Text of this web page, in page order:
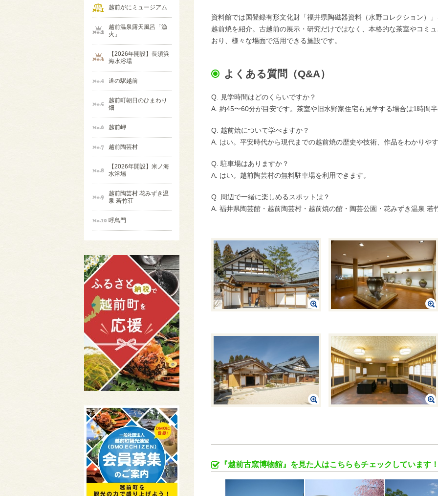
越前がにミュージアム
越前温泉露天風呂「漁
火」
【2026年開設】長須浜
海水浴場
道の駅越前
越前町朝日のひまわり
畑
越前岬
越前陶芸村
【2026年開設】米ノ海
水浴場
越前陶芸村 花みずき温
泉 若竹荘
呼鳥門
資料館では国登録有形文化財「福井県陶磁器資料（水野コレクション）
越前焼を紹介。古越前の展示・研究だけではなく、本格的な茶室やコミ
おり、様々な場面で活用できる施設です。
よくある質問（Q&A）
Q. 見学時間はどのくらいですか？
A. 約45〜60分が目安です。茶室や旧水野家住宅も見学する場合は1時間
Q. 越前焼について学べますか？
A. はい。平安時代から現代までの越前焼の歴史や技術、作品をわかりや
Q. 駐車場はありますか？
A. はい。越前陶芸村の無料駐車場を利用できます。
Q. 周辺で一緒に楽しめるスポットは？
A. 福井県陶芸館・越前陶芸村・越前焼の館・陶芸公園・花みずき温泉 若
『越前古窯博物館』を見た人はこちらもチェックしています